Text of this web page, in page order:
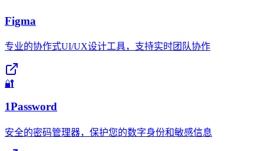
Figma
专业的协作式UI/UX设计工具，支持实时团队协作
🔐
1Password
安全的密码管理器，保护您的数字身份和敏感信息